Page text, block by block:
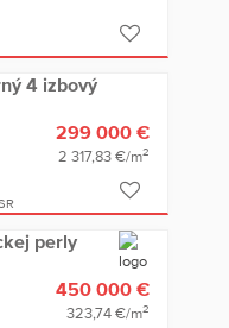
4 izbový
299 000 €
2 317,83 €/m2
perly
450 000 €
323,74 €/m2